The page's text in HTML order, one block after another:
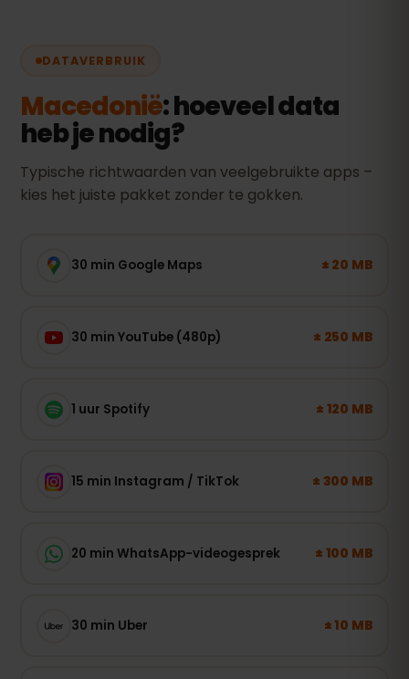
DATAVERBRUIK
Macedonië: hoeveel data
heb je nodig?
Typische richtwaarden van veelgebruikte apps –
kies het juiste pakket zonder te gokken.
30 min Google Maps ± 20 MB
30 min YouTube (480p) ± 250 MB
1 uur Spotify ± 120 MB
15 min Instagram / TikTok ± 300 MB
20 min WhatsApp-videogesprek ± 100 MB
30 min Uber ± 10 MB